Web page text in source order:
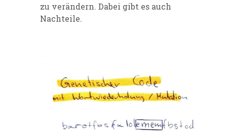
zu verändern. Dabei gibt es auch
Nachteile.